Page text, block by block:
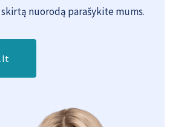
nuorodą parašykite mums.